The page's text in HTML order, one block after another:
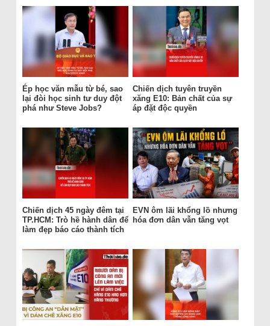
Ép học văn mẫu từ bé, sao
lại đòi học sinh tư duy đột
phá như Steve Jobs?
Chiến dịch tuyên truyền
xăng E10: Bản chất của sự
áp đặt độc quyền
Chiến dịch 45 ngày đêm tại
TP.HCM: Trò hề hành dân để
làm đẹp báo cáo thành tích
EVN ôm lãi khổng lồ nhưng
hóa đơn dân vẫn tăng vọt